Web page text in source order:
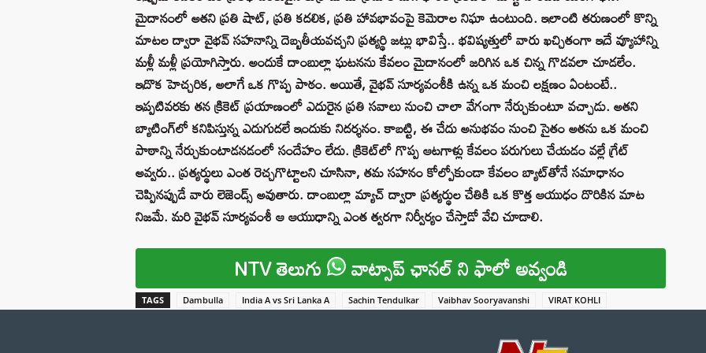
మైదానంలో అతని ప్రతి షాట్, ప్రతి కదలిక, ప్రతి హావభావంపై కెమెరాల నిఘా ఉంటుంది. ఇలాంటి తరుణంలో కొన్ని
మాటల ద్వారా వైభవ్ సహనాన్ని దెబ్బతీయవచ్చని ప్రత్యర్థి జట్లు భావిస్తే.. భవిష్యత్తులో వారు ఖచ్చితంగా ఇదే వ్యూహాన్ని
మళ్లీ మళ్లీ ప్రయోగిస్తారు. అందుకే దాంబుల్లా ఘటనను కేవలం మైదానంలో జరిగిన ఒక చిన్న గొడవలా చూడలేం.
ఇదొక హెచ్చరిక, అలాగే ఒక గొప్ప పాఠం. అయితే, వైభవ్ సూర్యవంశీకి ఉన్న ఒక మంచి లక్షణం ఏంటంటే..
ఇప్పటివరకు తన క్రికెట్ ప్రయాణంలో ఎదురైన ప్రతి సవాలు నుంచి చాలా వేగంగా నేర్చుకుంటూ వచ్చాడు. అతని
బ్యాటింగ్‌లో కనిపిస్తున్న ఎదుగుదలే ఇందుకు నిదర్శనం. కాబట్టి, ఈ చేదు అనుభవం నుంచి సైతం అతను ఒక మంచి
పాఠాన్ని నేర్చుకుంటాడనడంలో సందేహం లేదు. క్రికెట్‌లో గొప్ప ఆటగాళ్లు కేవలం పరుగులు చేయడం వల్లే గ్రేట్
అవ్వరు.. ప్రత్యర్థులు ఎంత రెచ్చగొట్టాలని చూసినా, తమ సహనం కోల్పోకుండా కేవలం బ్యాట్‌తోనే సమాధానం
చెప్పినప్పుడే వారు లెజెండ్స్ అవుతారు. దాంబుల్లా మ్యాచ్ ద్వారా ప్రత్యర్థుల చేతికి ఒక కొత్త ఆయుధం దొరికిన మాట
నిజమే. మరి వైభవ్ సూర్యవంశీ ఆ ఆయుధాన్ని ఎంత త్వరగా నిర్వీర్యం చేస్తాడో వేచి చూడాలి.
NTV తెలుగు వాట్సాప్ ఛానల్ ని ఫాలో అవ్వండి
TAGS Dambulla India A vs Sri Lanka A Sachin Tendulkar Vaibhav Sooryavanshi VIRAT KOHLI